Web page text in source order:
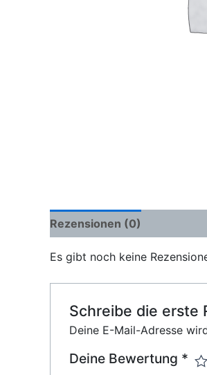
Rezensionen (0)
Es gibt noch keine
Schreibe die erste
Deine E-Mail-Adresse
Deine Bewertung *